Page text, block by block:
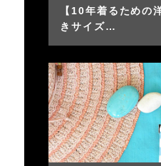
【10年着るための
きサイズ…